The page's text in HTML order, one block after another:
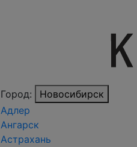
Город:
Новосибирск
Адлер
Ангарск
Астрахань